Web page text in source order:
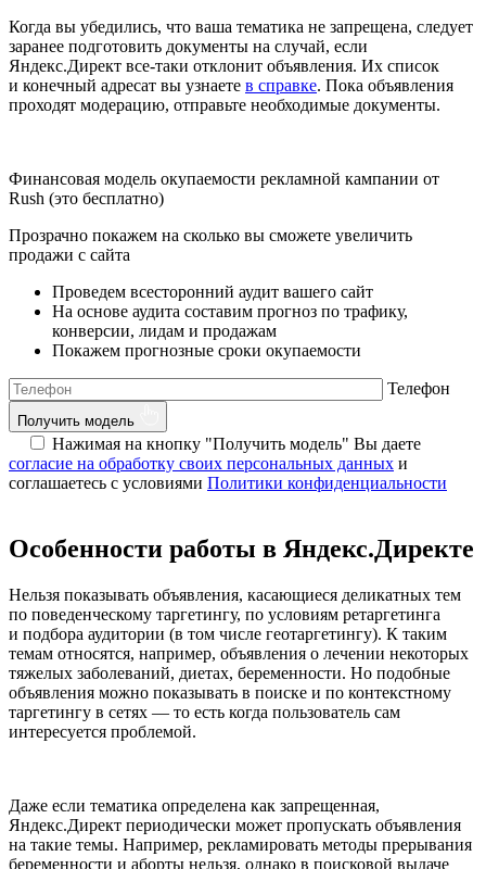
Когда вы убедились, что ваша тематика не запрещена, следует
заранее подготовить документы на случай, если
Яндекс.Директ все-таки отклонит объявления. Их список
и конечный адресат вы узнаете в справке. Пока объявления
проходят модерацию, отправьте необходимые документы.
Финансовая модель окупаемости рекламной кампании от
Rush (это бесплатно)
Прозрачно покажем на сколько вы сможете увеличить
продажи с сайта
Проведем всесторонний аудит вашего сайт
На основе аудита составим прогноз по трафику,
конверсии, лидам и продажам
Покажем прогнозные сроки окупаемости
Телефон
Получить модель
Нажимая на кнопку "Получить модель" Вы даете
согласие на обработку своих персональных данных и
соглашаетесь с условиями Политики конфиденциальности
Особенности работы в Яндекс.Директе
Нельзя показывать объявления, касающиеся деликатных тем
по поведенческому таргетингу, по условиям ретаргетинга
и подбора аудитории (в том числе геотаргетингу). К таким
темам относятся, например, объявления о лечении некоторых
тяжелых заболеваний, диетах, беременности. Но подобные
объявления можно показывать в поиске и по контекстному
таргетингу в сетях — то есть когда пользователь сам
интересуется проблемой.
Даже если тематика определена как запрещенная,
Яндекс.Директ периодически может пропускать объявления
на такие темы. Например, рекламировать методы прерывания
беременности и аборты нельзя, однако в поисковой выдаче